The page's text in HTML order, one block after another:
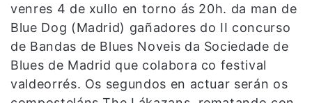
venres 4 de xullo en torno ás 20h. da man de
Blue Dog (Madrid) gañadores do II concurso
de Bandas de Blues Noveis da Sociedade de
Blues de Madrid que colabora co festival
valdeorrés. Os segundos en actuar serán os